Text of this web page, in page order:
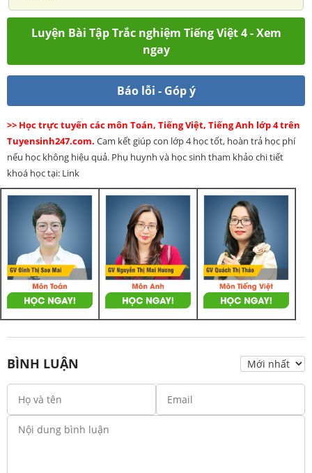
Luyện Bài Tập Trắc nghiệm Tiếng Việt 4 - Xem
ngay
Báo lỗi - Góp ý
>> Học trực tuyến các môn Toán, Tiếng Việt, Tiếng Anh lớp 4 trên
Tuyensinh247.com. Cam kết giúp con lớp 4 học tốt, hoàn trả học phí
nếu học không hiệu quả. Phụ huynh và học sinh tham khảo chi tiết
khoá học tại: Link
BÌNH LUẬN